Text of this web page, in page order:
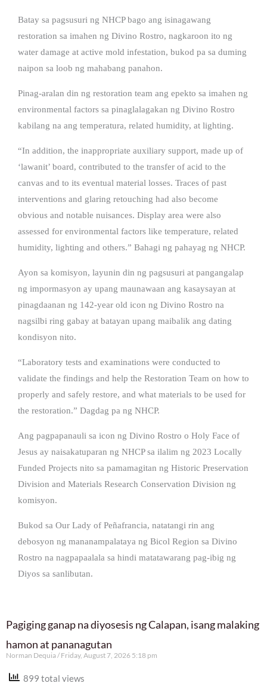
Batay sa pagsusuri ng NHCP bago ang isinagawang
restoration sa imahen ng Divino Rostro, nagkaroon ito ng
water damage at active mold infestation, bukod pa sa duming
naipon sa loob ng mahabang panahon.
Pinag-aralan din ng restoration team ang epekto sa imahen ng
environmental factors sa pinaglalagakan ng Divino Rostro
kabilang na ang temperatura, related humidity, at lighting.
“In addition, the inappropriate auxiliary support, made up of
‘lawanit’ board, contributed to the transfer of acid to the
canvas and to its eventual material losses. Traces of past
interventions and glaring retouching had also become
obvious and notable nuisances. Display area were also
assessed for environmental factors like temperature, related
humidity, lighting and others.” Bahagi ng pahayag ng NHCP.
Ayon sa komisyon, layunin din ng pagsusuri at pangangalap
ng impormasyon ay upang maunawaan ang kasaysayan at
pinagdaanan ng 142-year old icon ng Divino Rostro na
nagsilbi ring gabay at batayan upang maibalik ang dating
kondisyon nito.
“Laboratory tests and examinations were conducted to
validate the findings and help the Restoration Team on how to
properly and safely restore, and what materials to be used for
the restoration.” Dagdag pa ng NHCP.
Ang pagpapanauli sa icon ng Divino Rostro o Holy Face of
Jesus ay naisakatuparan ng NHCP sa ilalim ng 2023 Locally
Funded Projects nito sa pamamagitan ng Historic Preservation
Division and Materials Research Conservation Division ng
komisyon.
Bukod sa Our Lady of Peñafrancia, natatangi rin ang
debosyon ng mananampalataya ng Bicol Region sa Divino
Rostro na nagpapaalala sa hindi matatawarang pag-ibig ng
Diyos sa sanlibutan.
Pagiging ganap na diyosesis ng Calapan, isang malaking
hamon at pananagutan
Norman Dequia Friday, August 7, 2026 5:18 pm
899 total views